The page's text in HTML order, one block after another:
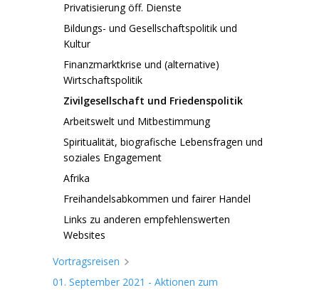
Privatisierung öff. Dienste
Bildungs- und Gesellschaftspolitik und
Kultur
Finanzmarktkrise und (alternative)
Wirtschaftspolitik
Zivilgesellschaft und Friedenspolitik
Arbeitswelt und Mitbestimmung
Spiritualität, biografische Lebensfragen und
soziales Engagement
Afrika
Freihandelsabkommen und fairer Handel
Links zu anderen empfehlenswerten
Websites
Vortragsreisen
01. September 2021 - Aktionen zum